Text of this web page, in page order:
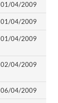
01/04/2009
01/04/2009
01/04/2009
02/04/2009
06/04/2009